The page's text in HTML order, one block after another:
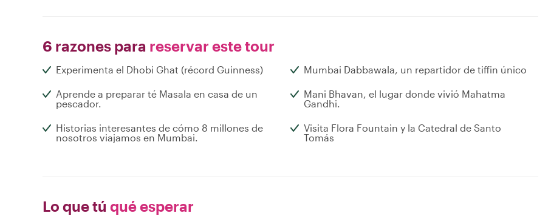
6 razones para reservar este tour
Experimenta el Dhobi Ghat (récord Guinness) Mumbai Dabbawala, un repartidor de tiffin único
Aprende a preparar té Masala en casa de un
pescador.
Mani Bhavan, el lugar donde vivió Mahatma
Gandhi.
Historias interesantes de cómo 8 millones de
nosotros viajamos en Mumbai.
Visita Flora Fountain y la Catedral de Santo
Tomás
Lo que tú qué esperar